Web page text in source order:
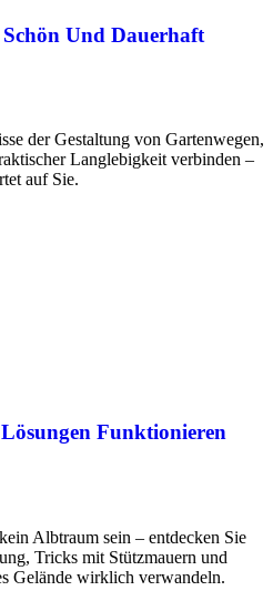
Und Dauerhaft
der Gestaltung von Gartenwegen,
Langlebigkeit verbinden –
auf Sie.
Funktionieren
Albtraum sein – entdecken Sie
Tricks mit Stützmauern und
Gelände wirklich verwandeln.